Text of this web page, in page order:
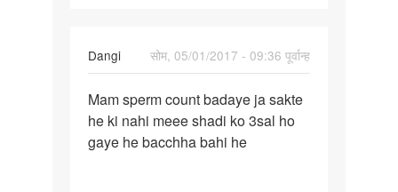
Dangi
सोम, 05/01/2017 - 09:36 पूर्वान्ह
Mam
sperm
count
Mam sperm count badaye ja sakte
he ki nahi meee shadi ko 3sal ho
gaye he bacchha bahi he